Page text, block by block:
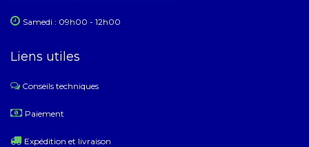
Samedi : 09h00 - 12h00
Liens utiles
Conseils techniques
​ Paiement
Expédition et livraison